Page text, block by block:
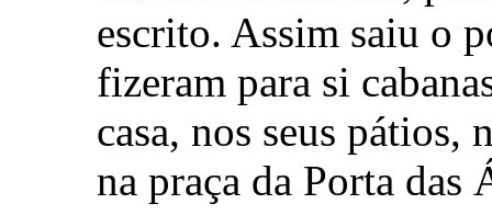
escrito. Assim saiu o
fizeram para si
casa, nos seus pátios,
na praça da Porta das